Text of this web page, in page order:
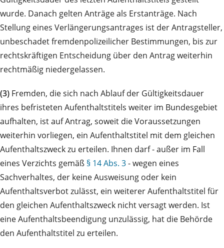
wurde. Danach gelten Anträge als Erstanträge. Nach
Stellung eines Verlängerungsantrages ist der Antragsteller,
unbeschadet fremdenpolizeilicher Bestimmungen, bis zur
rechtskräftigen Entscheidung über den Antrag weiterhin
rechtmäßig niedergelassen.
(3) Fremden, die sich nach Ablauf der Gültigkeitsdauer
ihres befristeten Aufenthaltstitels weiter im Bundesgebiet
aufhalten, ist auf Antrag, soweit die Voraussetzungen
weiterhin vorliegen, ein Aufenthaltstitel mit dem gleichen
Aufenthaltszweck zu erteilen. Ihnen darf - außer im Fall
eines Verzichts gemäß § 14 Abs. 3- wegen eines
Sachverhaltes, der keine Ausweisung oder kein
Aufenthaltsverbot zulässt, ein weiterer Aufenthaltstitel für
den gleichen Aufenthaltszweck nicht versagt werden. Ist
eine Aufenthaltsbeendigung unzulässig, hat die Behörde
den Aufenthaltstitel zu erteilen.